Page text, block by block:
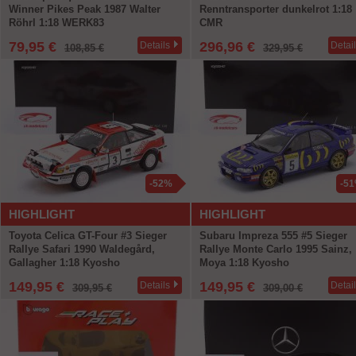
Winner Pikes Peak 1987 Walter
Röhrl 1:18 WERK83
79,95 € 108,85 € Details
Renntransporter dunkelrot 1:18
CMR
296,96 € 329,95 €
HIGHLIGHT
-52%
Toyota Celica GT-Four #3 Sieger
Rallye Safari 1990 Waldegård,
Gallagher 1:18 Kyosho
149,95 € 309,95 € Details
HIGHLIGHT
-
Subaru Impreza 555 #5 Sieger
Rallye Monte Carlo 1995 Sainz,
Moya 1:18 Kyosho
149,95 € 309,00 €